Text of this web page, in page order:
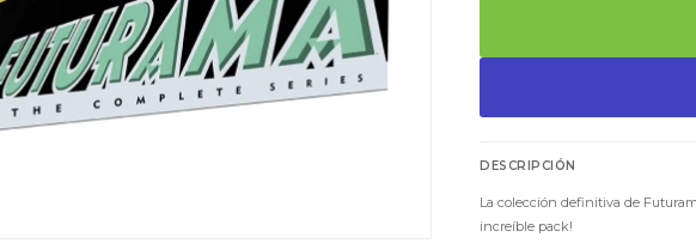
DESCRIPCIÓN
La colección definitiva de
increíble pack!